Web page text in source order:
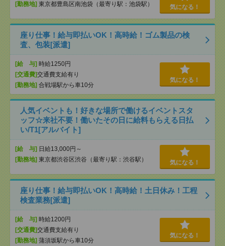
[勤務地] 東京都豊島区南池袋（最寄り駅：池袋駅） 気になる！
座り仕事！給与即払いOK！高時給！ゴム製品の検
査、包装[派遣]
[給 与] 時給1250円
[交通費]交通費支給有り
[勤務地] 合戦場駅から車10分
気になる！
人気イベントも！好きな場所で働けるイベントスタ
ッフ☆来社不要！働いたその日に給料もらえる日払
い/T1[アルバイト]
[給 与] 日給13,000円～
[勤務地] 東京都渋谷区渋谷（最寄り駅：渋谷駅） 気になる！
座り仕事！給与即払いOK！高時給！土日休み！工程
検査業務[派遣]
[給 与] 時給1200円
[交通費]交通費支給有り
[勤務地] 蒲須坂駅から車10分
気になる！